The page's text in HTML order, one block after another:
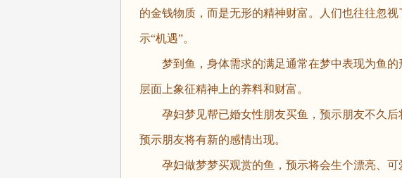
的金钱物质，而是无形的精神财富。人们也往往忽
示“机遇”。
梦到鱼，身体需求的满足通常在梦中表现为鱼的
层面上象征精神上的养料和财富。
孕妇梦见帮已婚女性朋友买鱼，预示朋友不久后
预示朋友将有新的感情出现。
孕妇做梦梦买观赏的鱼，预示将会生个漂亮、可